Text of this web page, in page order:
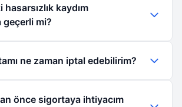
kaydım
geçerli mi?
ne zaman iptal edebilirim?
önce sigortaya ihtiyacım